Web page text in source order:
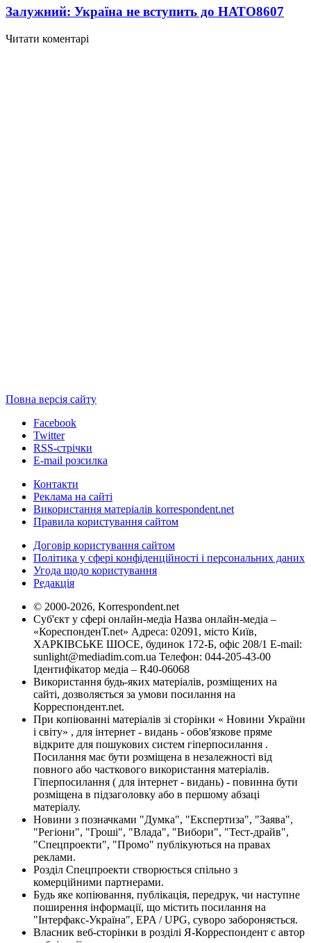
Залужний: Україна не вступить до НАТО8607
Читати коментарі
Повна версія сайту
Facebook
Twitter
RSS-стрічки
E-mail розсилка
Контакти
Реклама на сайті
Використання матеріалів korrespondent.net
Правила користування сайтом
Договір користування сайтом
Політика у сфері конфіденційності і персональних даних
Угода щодо користування
Редакція
© 2000-2026, Korrespondent.net
Суб'єкт у сфері онлайн-медіа Назва онлайн-медіа –
«КореспонденТ.net» Адреса: 02091, місто Київ,
ХАРКІВСЬКЕ ШОСЕ, будинок 172-Б, офіс 208/1 E-mail:
sunlight@mediadim.com.ua Телефон: 044-205-43-00
Ідентифікатор медіа – R40-06068
Використання будь-яких матеріалів, розміщених на
сайті, дозволяється за умови посилання на
Корреспондент.net.
При копіюванні матеріалів зі сторінки « Новини України
і світу» , для інтернет - видань - обов'язкове пряме
відкрите для пошукових систем гіперпосилання .
Посилання має бути розміщена в незалежності від
повного або часткового використання матеріалів.
Гіперпосилання ( для інтернет - видань) - повинна бути
розміщена в підзаголовку або в першому абзаці
матеріалу.
Новини з позначками "Думка", "Експертиза", "Заява",
"Регіони", "Гроші", "Влада", "Вибори", "Тест-драйв",
"Спецпроекти", "Промо" публікуються на правах
реклами.
Розділ Спецпроекти створюється спільно з
комерційними партнерами.
Будь яке копіювання, публікація, передрук, чи наступне
поширення інформації, що містить посилання на
"Інтерфакс-Україна", EPA / UPG, суворо забороняється.
Власник веб-сторінки в розділі Я-Корреспондент є автор